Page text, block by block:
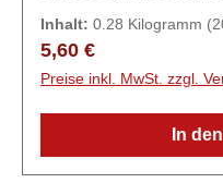
Johannisbeeren
Frühstücksaufstrich,
Brombeeren), Zucker,
Jamaika Rum,
Inhalt: 0.28 Kilogramm
Regulärer Preis:
5,60 €
Preise inkl. MwSt. zzgl.
In